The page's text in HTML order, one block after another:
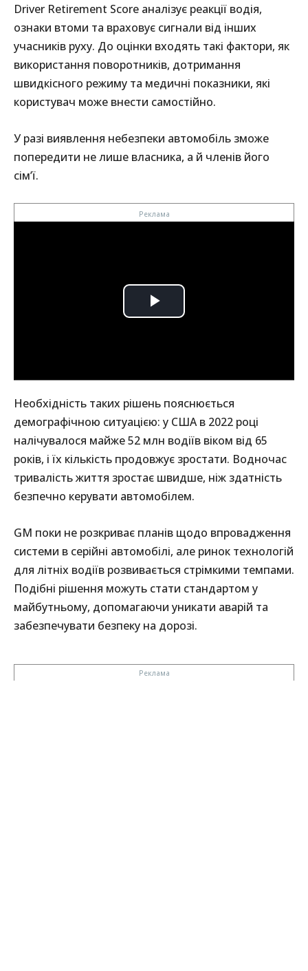
Driver Retirement Score аналізує реакції водія,
ознаки втоми та враховує сигнали від інших
учасників руху. До оцінки входять такі фактори, як
використання поворотників, дотримання
швидкісного режиму та медичні показники, які
користувач може внести самостійно.
У разі виявлення небезпеки автомобіль зможе
попередити не лише власника, а й членів його
сім’ї.
Необхідність таких рішень пояснюється
демографічною ситуацією: у США в 2022 році
налічувалося майже 52 млн водіїв віком від 65
років, і їх кількість продовжує зростати. Водночас
тривалість життя зростає швидше, ніж здатність
безпечно керувати автомобілем.
GM поки не розкриває планів щодо впровадження
системи в серійні автомобілі, але ринок технологій
для літніх водіїв розвивається стрімкими темпами.
Подібні рішення можуть стати стандартом у
майбутньому, допомагаючи уникати аварій та
забезпечувати безпеку на дорозі.